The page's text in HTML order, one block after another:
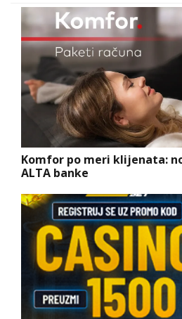
Komfor po meri klijenata:
ALTA banke